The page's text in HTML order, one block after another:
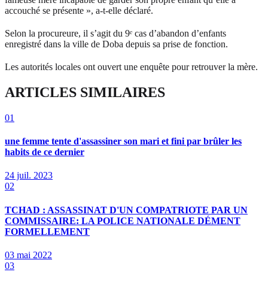
accouché se présente », a-t-elle déclaré.
Selon la procureure, il s’agit du 9ᵉ cas d’abandon d’enfants
enregistré dans la ville de Doba depuis sa prise de fonction.
Les autorités locales ont ouvert une enquête pour retrouver la mère.
ARTICLES SIMILAIRES
01
une femme tente d'assassiner son mari et fini par brûler les
habits de ce dernier
24 juil. 2023
02
TCHAD : ASSASSINAT D'UN COMPATRIOTE PAR UN
COMMISSAIRE: LA POLICE NATIONALE DÉMENT
FORMELLEMENT
03 mai 2022
03